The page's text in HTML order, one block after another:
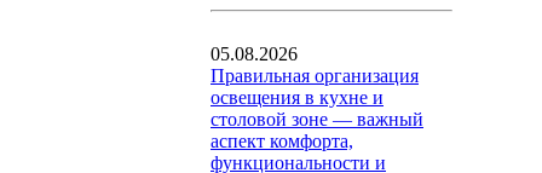
05.08.2026
Правильная организация
освещения в кухне и
столовой зоне — важный
аспект комфорта,
функциональности и